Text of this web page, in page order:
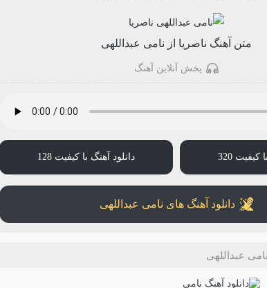
متن آهنگ ناصریا از نامی عبداللهی
پخش آنلاین آهنگ
320 دانلود آهنگ با کیفیت 128
دانلود آهنگ های نامی عبداللهی
عبداللهی